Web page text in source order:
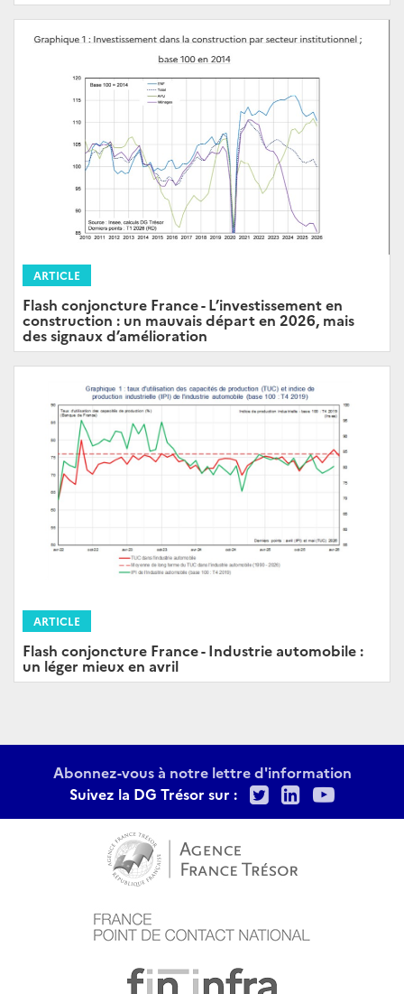
ARTICLE
Flash conjoncture France - L’investissement en
construction : un mauvais départ en 2026, mais
des signaux d’amélioration
ARTICLE
Flash conjoncture France - Industrie automobile :
un léger mieux en avril
Abonnez-vous à notre lettre d'information
Suivez la DG Trésor sur :
TwitterLinkedIn